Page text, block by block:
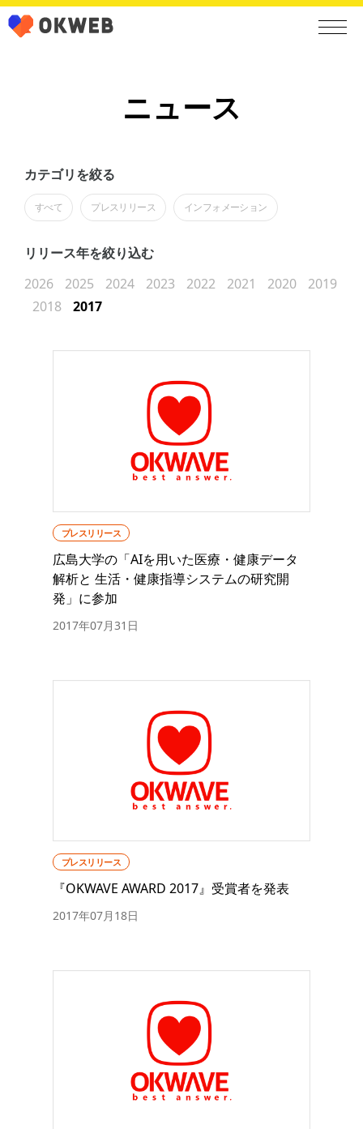
ニュース
カテゴリを絞る
すべて プレスリリース インフォメーション
リリース年を絞り込む
2026
2025 2024 2023 2022 2021 2020
2019
2018
2017
プレスリリース
広島大学の「AIを用いた医療・健康データ
解析と 生活・健康指導システムの研究開
発」に参加
2017年07月31日
プレスリリース
『OKWAVE AWARD 2017』受賞者を発表
2017年07月18日